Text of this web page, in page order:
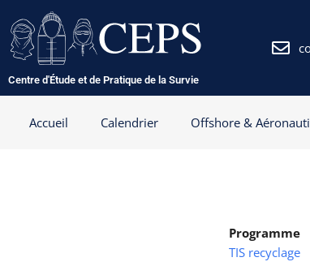
au
contenu
Centre d'Étude et de Pratique de la Survie
Accueil Calendrier Offshore &
Programme
TIS recyclage